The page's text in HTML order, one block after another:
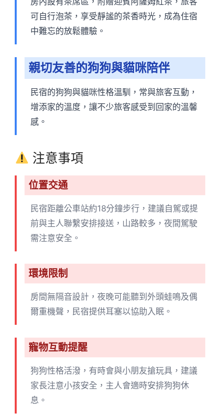
可自行泡茶，享受靜謐的茶香時光，成為住宿
中難忘的放鬆體驗。
親切友善的狗狗與貓咪陪伴
民宿的狗狗與貓咪性格溫馴，常與旅客互動，
增添家的溫度，讓不少旅客感受到回家的溫馨
感。
注意事項
位置交通
民宿距離公車站約18分鐘步行，建議自駕或提
前與主人聯繫安排接送，山路較多，夜間駕駛
需注意安全。
環境限制
房間無隔音設計，夜晚可能聽到外頭蛙鳴及偶
爾重機聲，民宿提供耳塞以協助入眠。
寵物互動提醒
狗狗性格活潑，有時會與小朋友搶玩具，建議
家長注意小孩安全，主人會適時安排狗狗休
息。